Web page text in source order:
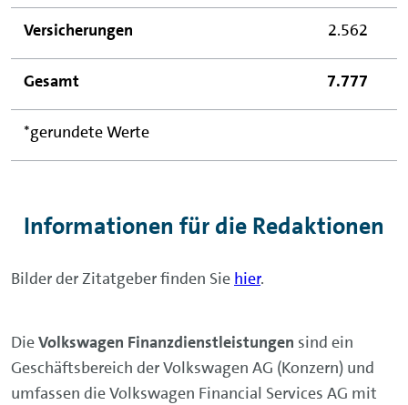
Versicherungen 2.562
Gesamt 7.777
*gerundete Werte
Informationen für die Redaktionen
Bilder der Zitatgeber finden Sie hier.
DieVolkswagen Finanzdienstleistungen sind ein
Geschäftsbereich der Volkswagen AG (Konzern) und
umfassen die Volkswagen Financial Services AG mit